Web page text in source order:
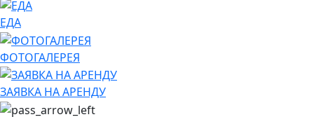
ЕДА
ФОТОГАЛЕРЕЯ
ЗАЯВКА НА АРЕНДУ